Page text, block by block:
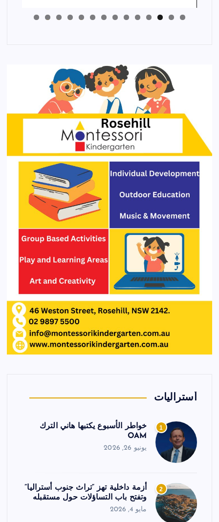
أستراليات
1
خواطر الأسبوع يكتبها هاني الترك
OAM
يونيو 26, 2026
2
أزمة داخلية تهز “تراث جنوب أستراليا”
وتفتح باب التساؤلات حول مستقبله
مايو 4, 2026